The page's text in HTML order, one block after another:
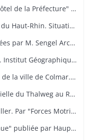
Projet de construction du "Nouvel Hôtel de la Préfecture" à Colmar. dressées par l'architecte du Département.
Routes et chemins du Département du Haut-Rhin. Situation en 1957. Dressées par "Ponts et Chaussées"
Cartes historiques de l'Alsace dressées par M. Sengel Archives Départementales.
Carte administrative de l'Allemagne. Institut Géographique National
Projet de construction d'un quartier de la ville de Colmar. Dressé par l'architecte municipal
Carte du Rhin. Reconnaissance officielle du Thalweg au Rhin (Limite entre Nance et Bade). Service des Travaux du Rhin
Tirage du plan de la ville de Guebwiller. Par "Forces Motrices du haut-Rhin" secteur de Guebwiller
Carte "der Alpen u. Donau-Reichsgaue" publiée par Hauptvermessungsabteilung XIV im Wien.